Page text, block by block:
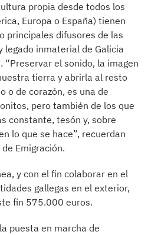
propia desde todos los
Europa o España) tienen
principales difusores de las
inmaterial de Galicia
“Preservar el sonido, la imagen
tierra y abrirla al resto
o de corazón, es una de
pero también de los que
constante, tesón y, sobre
lo que se hace”, recuerdan
Emigración.
y con el fin colaborar en el
gallegas en el exterior,
fin 575.000 euros.
puesta en marcha de